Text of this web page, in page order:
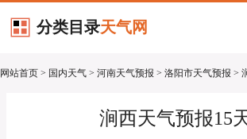
分类目录天气网
网站首页 > 国内天气 > 河南天气预报 > 洛阳市天气预报 >
涧西天气预报15